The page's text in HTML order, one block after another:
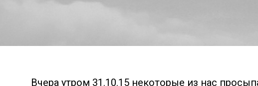
Вчера утром 31.10.15 некоторые из нас